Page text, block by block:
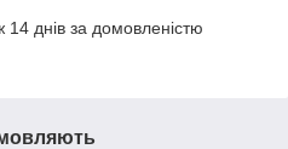
днів за домовленістю